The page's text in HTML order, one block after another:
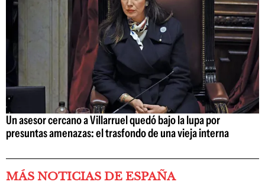
Un asesor cercano a Villarruel quedó bajo la lupa por
presuntas amenazas: el trasfondo de una vieja interna
MÁS NOTICIAS DE ESPAÑA